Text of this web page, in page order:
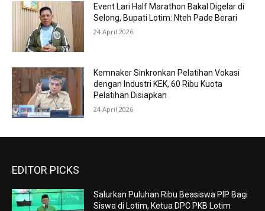
Event Lari Half Marathon Bakal Digelar di
Selong, Bupati Lotim: Nteh Pade Berari
24 April 2026
Kemnaker Sinkronkan Pelatihan Vokasi
dengan Industri KEK, 60 Ribu Kuota
Pelatihan Disiapkan
24 April 2026
EDITOR PICKS
Salurkan Puluhan Ribu Beasiswa PIP Bagi
Siswa di Lotim, Ketua DPC PKB Lotim